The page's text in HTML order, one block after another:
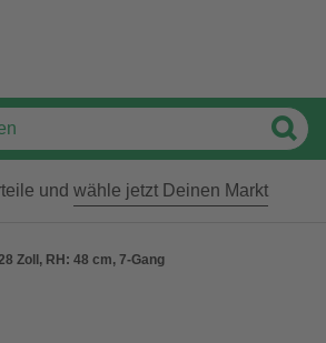
und wähle jetzt Deinen Markt
Zoll, RH: 48 cm, 7-Gang